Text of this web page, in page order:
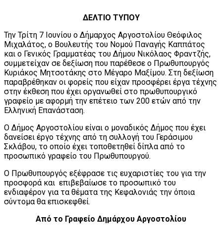
ΔΕΛΤIΟ ΤΥΠΟΥ
Την Τρίτη 7 Ιουνίου ο Δήμαρχος Αργοστολίου Θεόφιλος
Μιχαλάτος, ο Βουλευτής του Νομού Παναγής Καππάτος
και ο Γενικός Γραμματέας του Δήμου Νικόλαος Φραντζής,
συμμετείχαν σε δεξίωση που παρέθεσε ο Πρωθυπουργός
Κυριάκος Μητσοτάκης στο Μέγαρο Μαξίμου. Στη δεξίωση
παραβρέθηκαν οι φορείς που είχαν προσφέρει έργα τέχνης
στην έκθεση που έχει οργανωθεί στο πρωθυπουργικό
γραφείο με αφορμή την επέτειο των 200 ετών από την
Ελληνική Επανάσταση.
Ο Δήμος Αργοστολίου είναι ο μοναδικός Δήμος που έχει
δανείσει έργο τέχνης από τη συλλογή του Γεράσιμου
Σκλάβου, το οποίο έχει τοποθετηθεί δίπλα από το
προσωπικό γραφείο του Πρωθυπουργού.
Ο Πρωθυπουργός εξέφρασε τις ευχαριστίες του για την
προσφορά και επιβεβαίωσε το προσωπικό του
ενδιαφέρον για τα θέματα της Κεφαλονιάς την όποια
σύντομα θα επισκεφθεί.
Από το Γραφείο Δημάρχου Αργοστολίου